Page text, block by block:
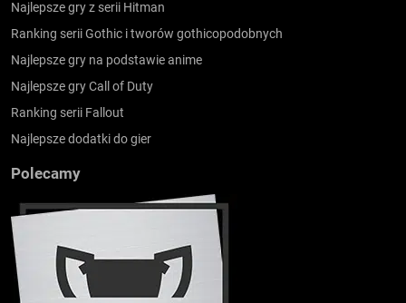
Najlepsze gry z serii Hitman
Ranking serii Gothic i tworów gothicopodobnych
Najlepsze gry na podstawie anime
Najlepsze gry Call of Duty
Ranking serii Fallout
Najlepsze dodatki do gier
Polecamy